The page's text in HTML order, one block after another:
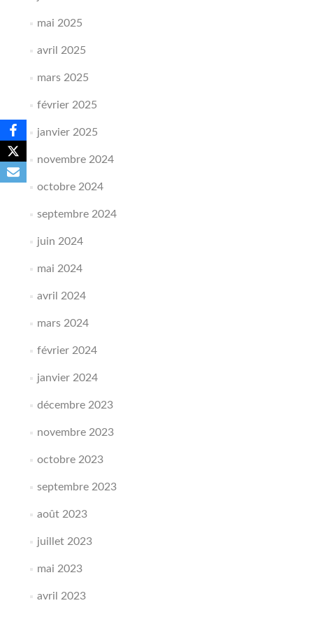
mai 2025
avril 2025
mars 2025
février 2025
janvier 2025
novembre 2024
octobre 2024
septembre 2024
juin 2024
mai 2024
avril 2024
mars 2024
février 2024
janvier 2024
décembre 2023
novembre 2023
octobre 2023
septembre 2023
août 2023
juillet 2023
mai 2023
avril 2023